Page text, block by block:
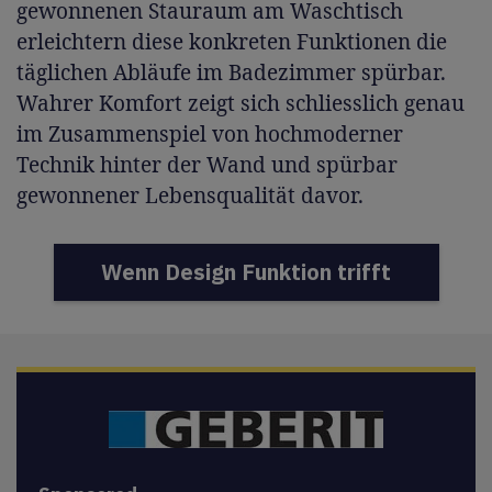
gewonnenen Stauraum am Waschtisch
erleichtern diese konkreten Funktionen die
täglichen Abläufe im Badezimmer spürbar.
Wahrer Komfort zeigt sich schliesslich genau
im Zusammenspiel von hochmoderner
Technik hinter der Wand und spürbar
gewonnener Lebensqualität davor.
Wenn Design Funktion trifft